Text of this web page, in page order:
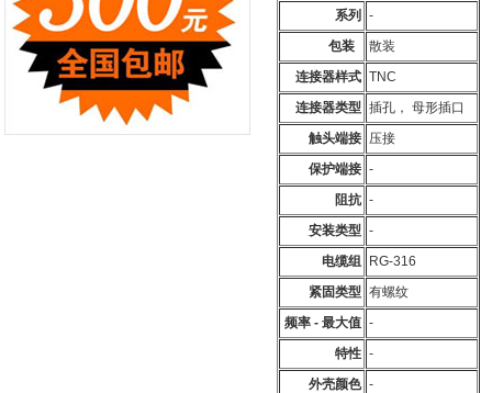
系列
-
包装
散装
连接器样式 TNC
连接器类型 插孔， 母形插口
触头端接 压接
保护端接 -
阻抗 -
安装类型 -
电缆组
RG-316
紧固类型 有螺纹
频率 - 最大值 -
特性 -
外壳颜色 -